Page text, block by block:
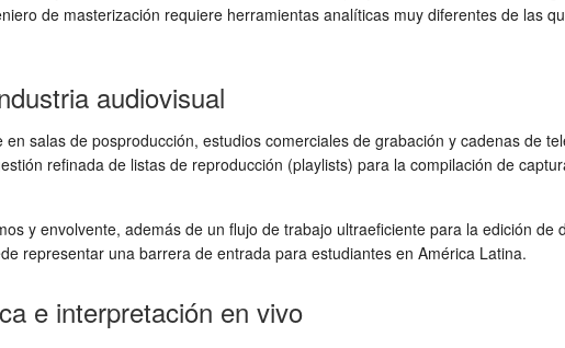
de masterización requiere herramientas analíticas muy diferentes de las
audiovisual
salas de posproducción, estudios comerciales de grabación y cadenas de
refinada de listas de reproducción (playlists) para la compilación de
y envolvente, además de un flujo de trabajo ultraeficiente para la edición
representar una barrera de entrada para estudiantes en América Latina.
e interpretación en vivo